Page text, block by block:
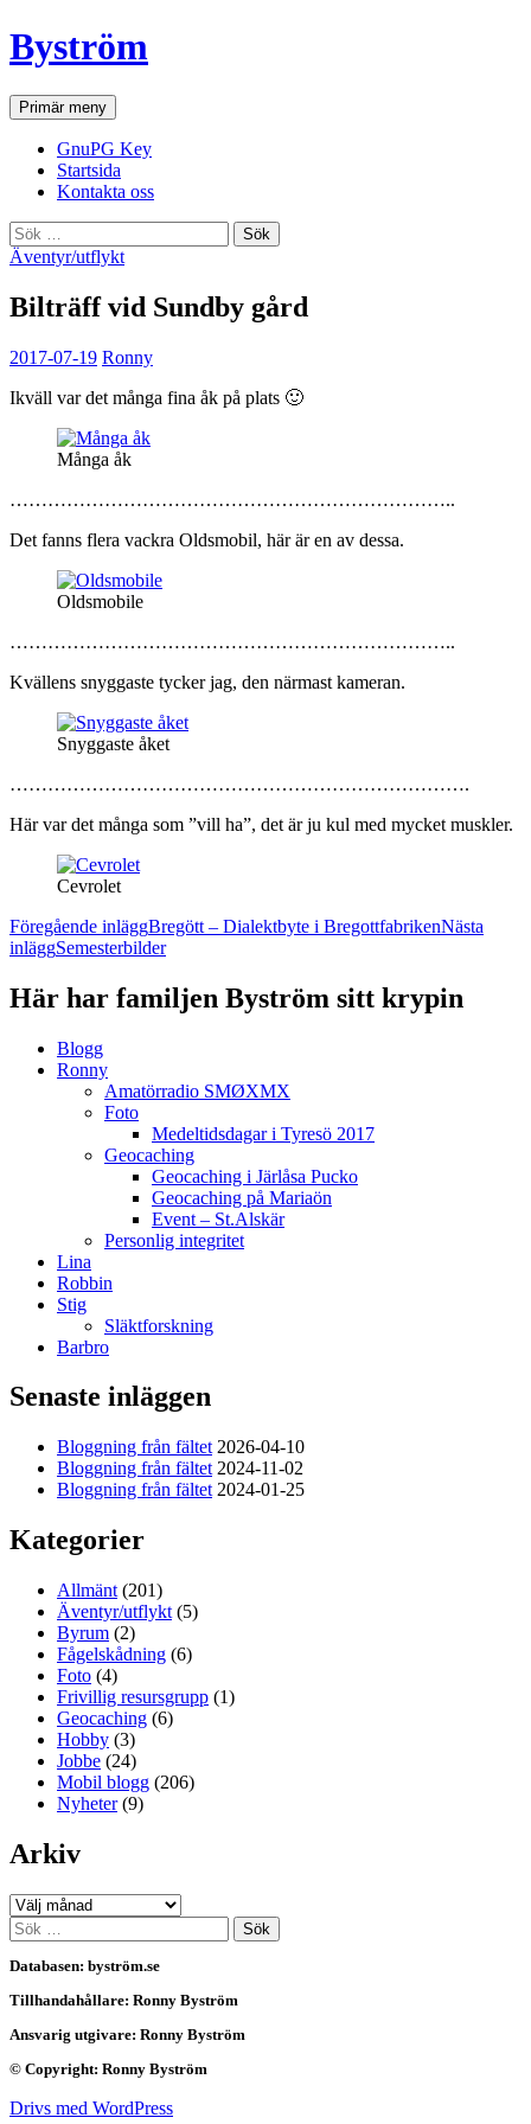
Hoppa
till
Byström
SökPrimär meny
GnuPG Key
Startsida
Kontakta oss
Sök
efter:
Äventyr/utflykt
Bilträff vid Sundby gård
2017-07-19 Ronny
Ikväll var det många fina åk på plats 🙂
Många åk
……………………………………………………………..
Det fanns flera vackra Oldsmobil, här är en av dessa.
Oldsmobile
……………………………………………………………..
Kvällens snyggaste tycker jag, den närmast kameran.
Snyggaste åket
……………………………………………………………….
Här var det många som ”vill ha”, det är ju kul med mycket muskler.
Cevrolet
Inläggsnavigering
Föregående inläggBregött – Dialektbyte i BregottfabrikenNästa
inläggSemesterbilder
Här har familjen Byström sitt krypin
Blogg
Ronny
Amatörradio SMØXMX
Foto
Medeltidsdagar i Tyresö 2017
Geocaching
Geocaching i Järlåsa Pucko
Geocaching på Mariaön
Event – St.Alskär
Personlig integritet
Lina
Robbin
Stig
Släktforskning
Barbro
Senaste inläggen
Bloggning från fältet 2026-04-10
Bloggning från fältet 2024-11-02
Bloggning från fältet 2024-01-25
Kategorier
Allmänt (201)
Äventyr/utflykt (5)
Byrum (2)
Fågelskådning (6)
Foto (4)
Frivillig resursgrupp (1)
Geocaching (6)
Hobby (3)
Jobbe (24)
Mobil blogg (206)
Nyheter(9)
Arkiv
Arkiv
Sök
efter:
Databasen: byström.se
Tillhandahållare: Ronny Byström
Ansvarig utgivare: Ronny Byström
© Copyright: Ronny Byström
Drivs med WordPress